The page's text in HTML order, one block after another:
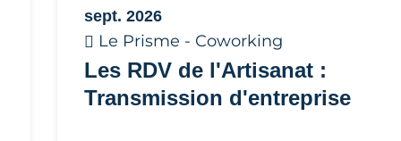
Les RDV de l'Artisanat :
Transmission d'entreprise
sept. 2026
Le Prisme - Coworking